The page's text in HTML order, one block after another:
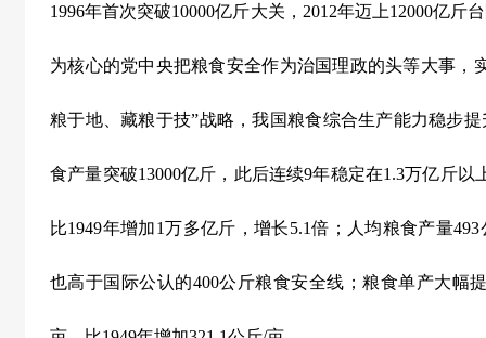
1996年首次突破10000亿斤大关， 2012年迈上12000亿斤
为核心的党中央把粮食安全作为治国理政的头等大事，
粮于地、藏粮于技”战略，我国粮食综合生产能力稳步
食产量突破13000亿斤，此后连续9年稳定在1.3万亿斤以
比1949年增加1万多亿斤，增长5.1倍；人均粮食产量493
也高于国际公认的400公斤粮食安全线；粮食单产大幅